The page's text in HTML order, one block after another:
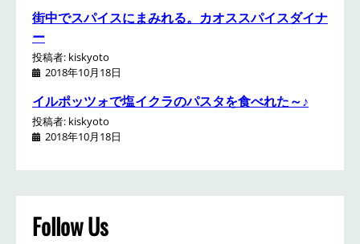
街中でスパイスにまみれる。カオススパイスダイナ
ー
投稿者: kiskyoto
2018年10月18日
イルポッツォで塩イクラのパスタを食べれた～♪
投稿者: kiskyoto
2018年10月18日
Follow Us